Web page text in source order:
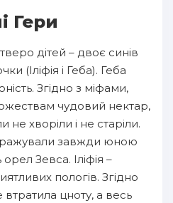
Гери
дітей – двоє синів
(Іліфія і Геба). Геба
Згідно з міфами,
чудовий нектар,
не хворіли і не старіли.
завжди юною
Зевса. Іліфія –
пологів. Згідно
втратила цноту, а весь